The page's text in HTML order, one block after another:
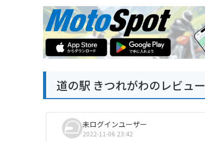
道の駅 きつれがわのレビュー
未ログインユーザー
2022-11-06 23:42